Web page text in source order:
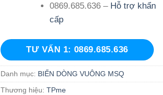
0869.685.636 – Hỗ trợ khẩn
cấp
TƯ VẤN 1: 0869.685.636
Danh mục: BIẾN DÒNG VUÔNG MSQ
Thương hiệu: TPme